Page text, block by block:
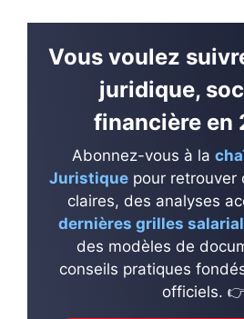
Vous voulez
juridique,
financière en
Abonnez-vous à la
Juristiquepour retrouver
claires, des analyses
dernières grilles
des modèles de
conseils pratiques
officiels.